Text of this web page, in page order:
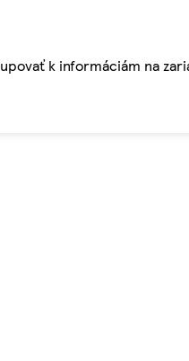
k informáciám na